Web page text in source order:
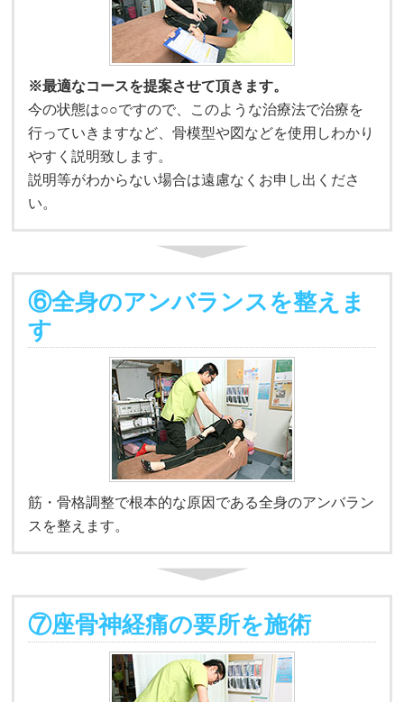
※最適なコースを提案させて頂きます。
今の状態は○○ですので、このような治療法で治療を
行っていきますなど、骨模型や図などを使用しわかり
やすく説明致します。
説明等がわからない場合は遠慮なくお申し出くださ
い。
⑥全身のアンバランスを整えま
す
筋・骨格調整で根本的な原因である全身のアンバラン
スを整えます。
⑦座骨神経痛の要所を施術